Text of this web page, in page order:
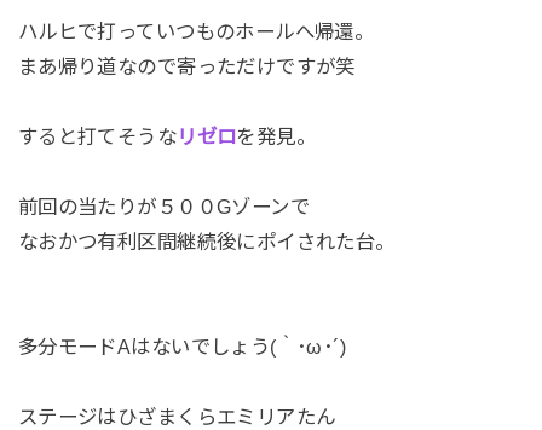
ハルヒで打っていつものホールへ帰還。
まあ帰り道なので寄っただけですが笑
すると打てそうなリゼロを発見。
前回の当たりが５００Gゾーンで
なおかつ有利区間継続後にポイされた台。
多分モードAはないでしょう(｀･ω･´)
ステージはひざまくらエミリアたん